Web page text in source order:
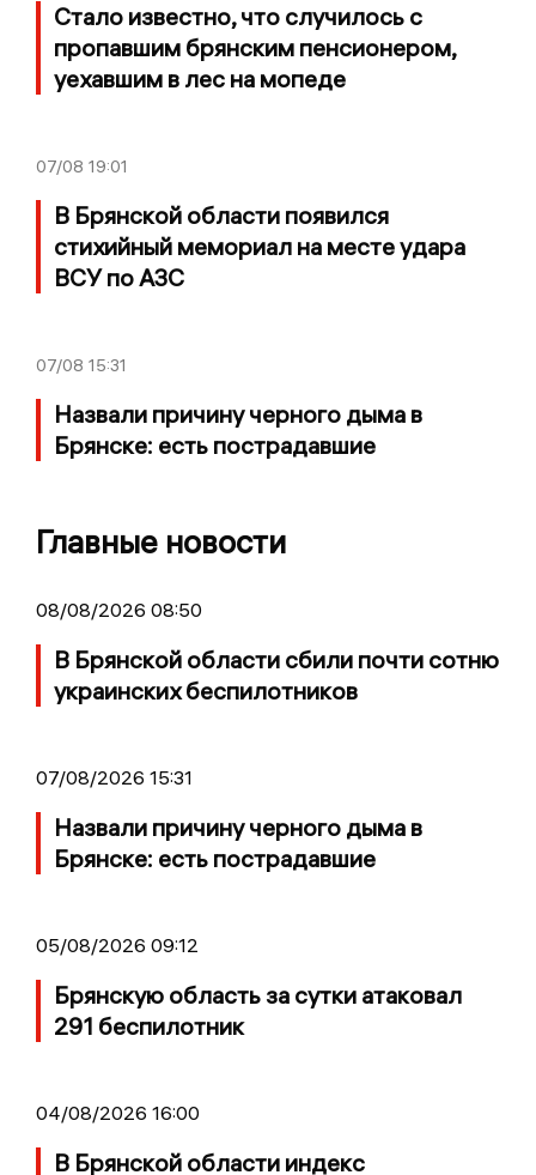
Стало известно, что случилось с
пропавшим брянским пенсионером,
уехавшим в лес на мопеде
07/08 19:01
В Брянской области появился
стихийный мемориал на месте удара
ВСУ по АЗС
07/08 15:31
Назвали причину черного дыма в
Брянске: есть пострадавшие
Главные новости
08/08/2026 08:50
В Брянской области сбили почти сотню
украинских беспилотников
07/08/2026 15:31
Назвали причину черного дыма в
Брянске: есть пострадавшие
05/08/2026 09:12
Брянскую область за сутки атаковал
291 беспилотник
04/08/2026 16:00
В Брянской области индекс